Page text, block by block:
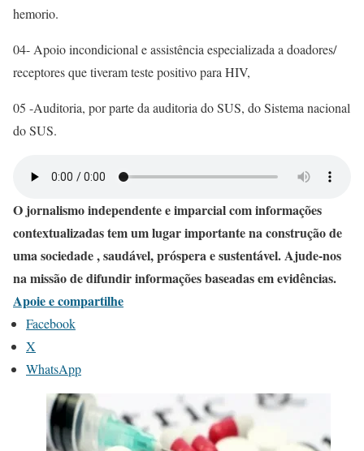
hemorio.
04- Apoio incondicional e assistência especializada a doadores/
receptores que tiveram teste positivo para HIV,
05 -Auditoria, por parte da auditoria do SUS, do Sistema nacional
do SUS.
O jornalismo independente e imparcial com informações
contextualizadas tem um lugar importante na construção de
uma sociedade , saudável, próspera e sustentável. Ajude-nos
na missão de difundir informações baseadas em evidências.
Apoie e compartilhe
Facebook
X
WhatsApp